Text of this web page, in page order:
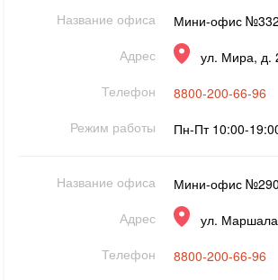
Название офиса
Мини-офис №332
Адрес
ул. Мира, д.
Телефон
8800-200-66-96
Режим работы
Пн-Пт 10:00-
Название офиса
Мини-офис №290
Адрес
ул.
Телефон
8800-200-66-96